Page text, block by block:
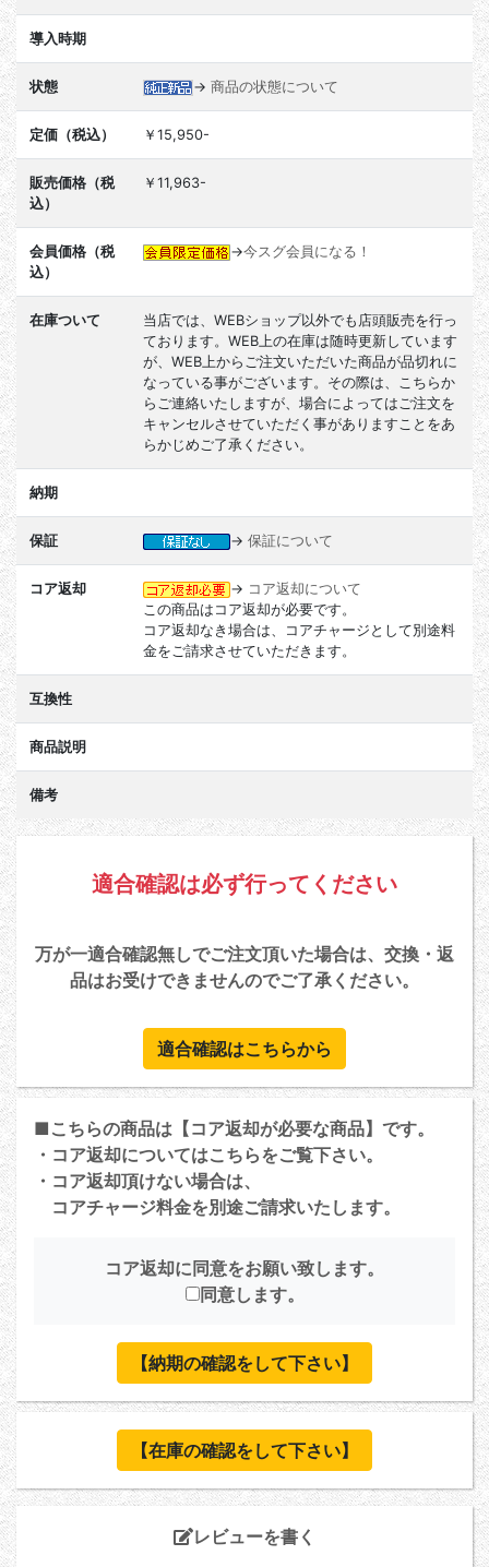
導入時期
状態 → 商品の状態について
定価（税込） ￥15,950-
販売価格（税
込）
￥11,963-
会員価格（税
込）
→今スグ会員になる！
在庫ついて
当店では、WEBショップ以外でも店頭販売を行っ
ております。WEB上の在庫は随時更新しています
が、WEB上からご注文いただいた商品が品切れに
なっている事がございます。その際は、こちらか
らご連絡いたしますが、場合によってはご注文を
キャンセルさせていただく事がありますことをあ
らかじめご了承ください。
納期
保証 → 保証について
コア返却 → コア返却について
この商品はコア返却が必要です。
コア返却なき場合は、コアチャージとして別途料
金をご請求させていただきます。
互換性
商品説明
備考
適合確認は必ず行ってください
万が一適合確認無しでご注文頂いた場合は、交換・返
品はお受けできませんのでご了承ください。
適合確認はこちらから
■こちらの商品は【コア返却が必要な商品】です。
・コア返却についてはこちらをご覧下さい。
・コア返却頂けない場合は、
コアチャージ料金を別途ご請求いたします。
コア返却に同意をお願い致します。
同意します。
【納期の確認をして下さい】
【在庫の確認をして下さい】
レビューを書く